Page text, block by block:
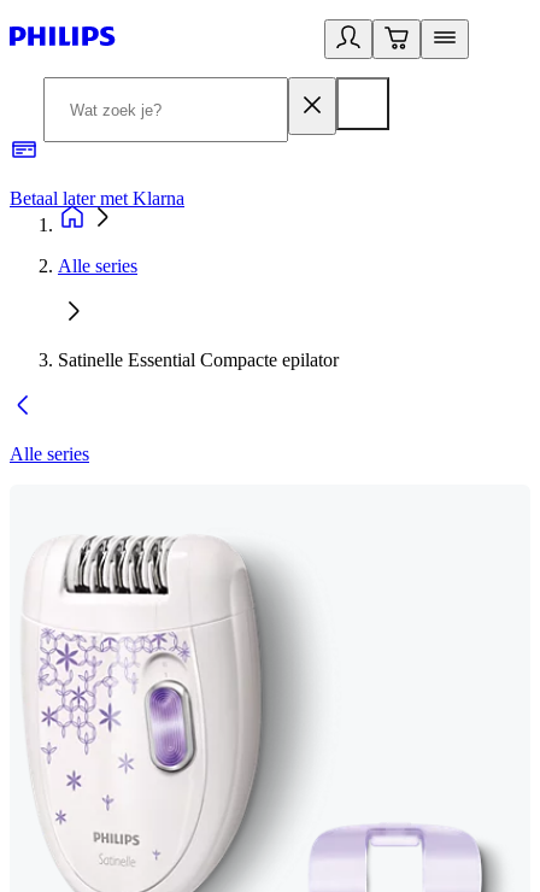
Betaal later met Klarna
Alle series
Satinelle Essential Compacte epilator
Alle series